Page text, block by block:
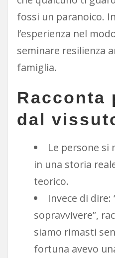
fossi un paranoico.
l’esperienza nel
seminare resilienza
famiglia.
Racconta
dal
Le persone si
in una storia
teorico.
Invece di
sopravvivere”,
siamo rimasti
fortuna avevo